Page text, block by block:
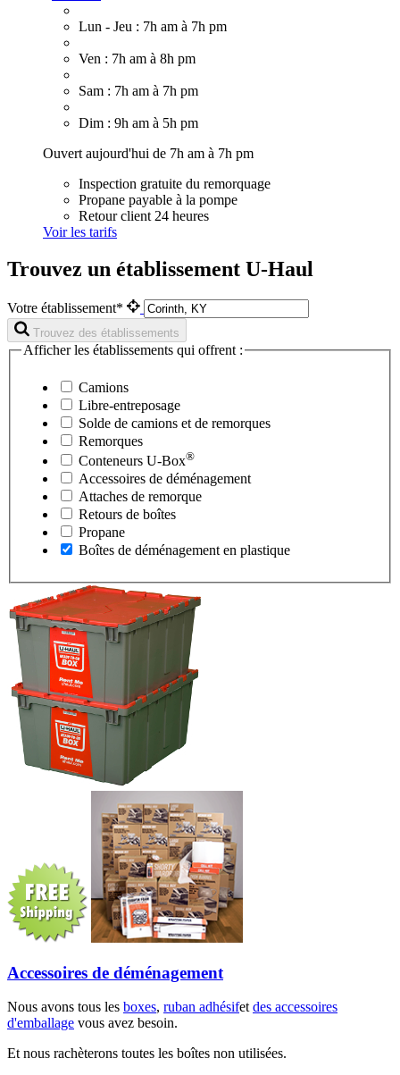
Lun - Jeu : 7h am à 7h pm
Ven : 7h am à 8h pm
Sam : 7h am à 7h pm
Dim : 9h am à 5h pm
Ouvert aujourd'hui de 7h am à 7h pm
Inspection gratuite du remorquage
Propane payable à la pompe
Retour client 24 heures
Voir les tarifs
Trouvez un établissement U-Haul
Votre établissement*
Trouvez des établissements
Afficher les établissements qui offrent :
Camions
Libre-entreposage
Solde de camions et de remorques
Remorques
Conteneurs U-Box®
Accessoires de déménagement
Attaches de remorque
Retours de boîtes
Propane
Boîtes de déménagement en plastique
Accessoires de déménagement
Nous avons tous les boxes, ruban adhésifet des accessoires
d'emballage vous avez besoin.
Et nous rachèterons toutes les boîtes non utilisées.